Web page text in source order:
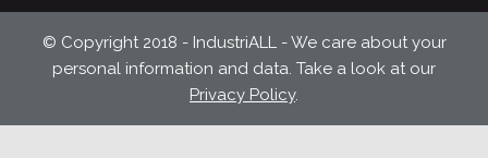
© Copyright 2018 - IndustriALL - We care about your
personal information and data. Take a look at our
Privacy Policy.